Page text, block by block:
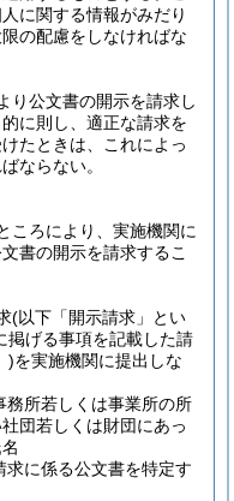
に関する情報がみだり
の配慮をしなければな
り公文書の開示を請求し
に則し、適正な請求を
たときは、これによっ
ならない。
ころにより、実施機関に
書の開示を請求するこ
(以下「開示請求」とい
掲げる事項を記載した請
)を実施機関に提出しな
務所若しくは事業所の所
団若しくは財団にあっ
に係る公文書を特定す